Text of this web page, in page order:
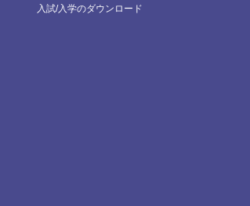
入試/入学のダウンロード